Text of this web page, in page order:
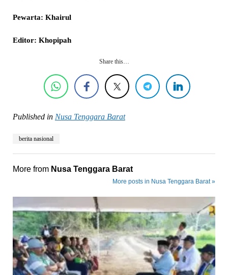
Pewarta: Khairul
Editor: Khopipah
Share this…
Published in Nusa Tenggara Barat
berita nasional
More from Nusa Tenggara Barat
More posts in Nusa Tenggara Barat »